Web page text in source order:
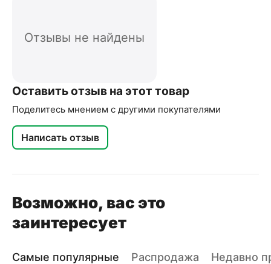
Отзывы не найдены
Оставить отзыв на этот товар
Поделитесь мнением с другими покупателями
Написать отзыв
Возможно, вас это
заинтересует
Самые популярные Распродажа Недавно